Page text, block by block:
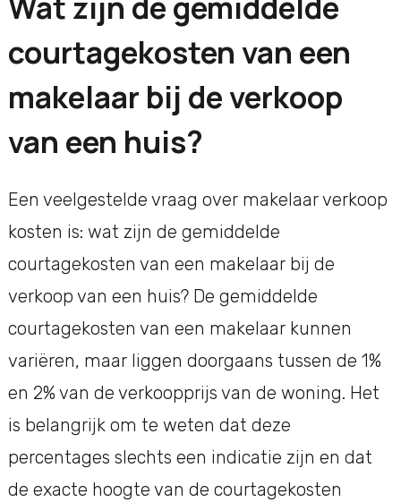
courtagekosten van een
makelaar bij de verkoop
van een huis?
Een veelgestelde vraag over makelaar verkoop
kosten is: wat zijn de gemiddelde
courtagekosten van een makelaar bij de
verkoop van een huis? De gemiddelde
courtagekosten van een makelaar kunnen
variëren, maar liggen doorgaans tussen de 1%
en 2% van de verkoopprijs van de woning. Het
is belangrijk om te weten dat deze
percentages slechts een indicatie zijn en dat
de exacte hoogte van de courtagekosten